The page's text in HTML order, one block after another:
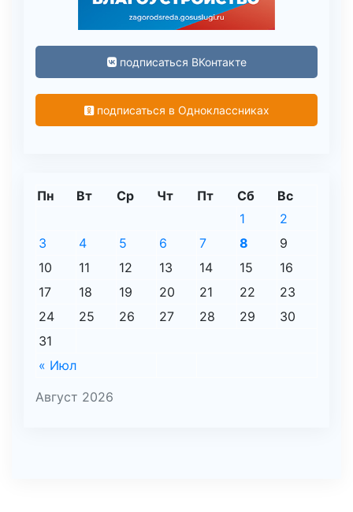
подписаться ВКонтакте
подписаться в Одноклассниках
Август 2026
Пн Вт Ср Чт Пт Сб Вс
« Июл
1
2
3
4 5 6 7 8
9
10
11 12 13 14 15
16
17
18 19 20 21 22
23
24
25 26 27 28 29
30
31